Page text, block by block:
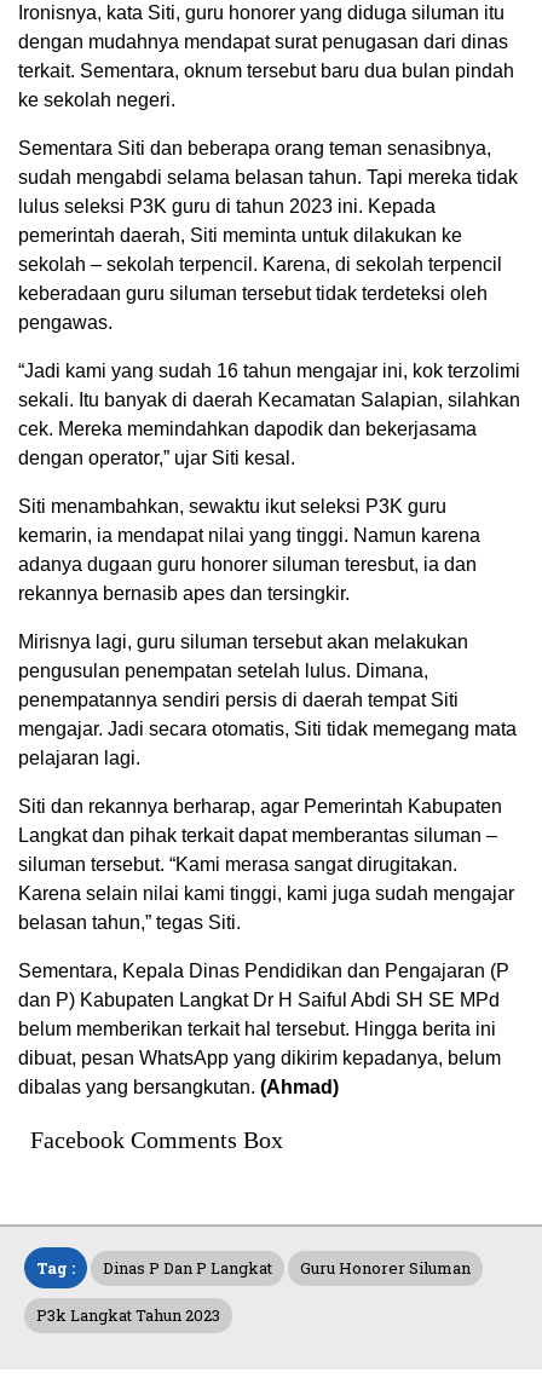
Ironisnya, kata Siti, guru honorer yang diduga siluman itu
dengan mudahnya mendapat surat penugasan dari dinas
terkait. Sementara, oknum tersebut baru dua bulan pindah
ke sekolah negeri.
Sementara Siti dan beberapa orang teman senasibnya,
sudah mengabdi selama belasan tahun. Tapi mereka tidak
lulus seleksi P3K guru di tahun 2023 ini. Kepada
pemerintah daerah, Siti meminta untuk dilakukan ke
sekolah – sekolah terpencil. Karena, di sekolah terpencil
keberadaan guru siluman tersebut tidak terdeteksi oleh
pengawas.
“Jadi kami yang sudah 16 tahun mengajar ini, kok terzolimi
sekali. Itu banyak di daerah Kecamatan Salapian, silahkan
cek. Mereka memindahkan dapodik dan bekerjasama
dengan operator,” ujar Siti kesal.
Siti menambahkan, sewaktu ikut seleksi P3K guru
kemarin, ia mendapat nilai yang tinggi. Namun karena
adanya dugaan guru honorer siluman teresbut, ia dan
rekannya bernasib apes dan tersingkir.
Mirisnya lagi, guru siluman tersebut akan melakukan
pengusulan penempatan setelah lulus. Dimana,
penempatannya sendiri persis di daerah tempat Siti
mengajar. Jadi secara otomatis, Siti tidak memegang mata
pelajaran lagi.
Siti dan rekannya berharap, agar Pemerintah Kabupaten
Langkat dan pihak terkait dapat memberantas siluman –
siluman tersebut. “Kami merasa sangat dirugitakan.
Karena selain nilai kami tinggi, kami juga sudah mengajar
belasan tahun,” tegas Siti.
Sementara, Kepala Dinas Pendidikan dan Pengajaran (P
dan P) Kabupaten Langkat Dr H Saiful Abdi SH SE MPd
belum memberikan terkait hal tersebut. Hingga berita ini
dibuat, pesan WhatsApp yang dikirim kepadanya, belum
dibalas yang bersangkutan. (Ahmad)
Facebook Comments Box
Tag : Dinas P Dan P Langkat Guru Honorer Siluman
P3k Langkat Tahun 2023